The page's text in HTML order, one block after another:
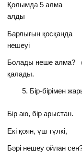
Қолымда 5
алды
Барлығын
нешеуі
Болады неше
қалады.
Бір-бірімен
Бір аю, бір арыстан.
Екі қоян, үш түлкі,
Бәрі нешеу ойлан